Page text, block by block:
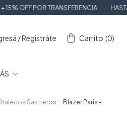
HASTA 6 CUOTAS SIN
/Registráte Carrito (0)
Sastreros . Blazer Paris -